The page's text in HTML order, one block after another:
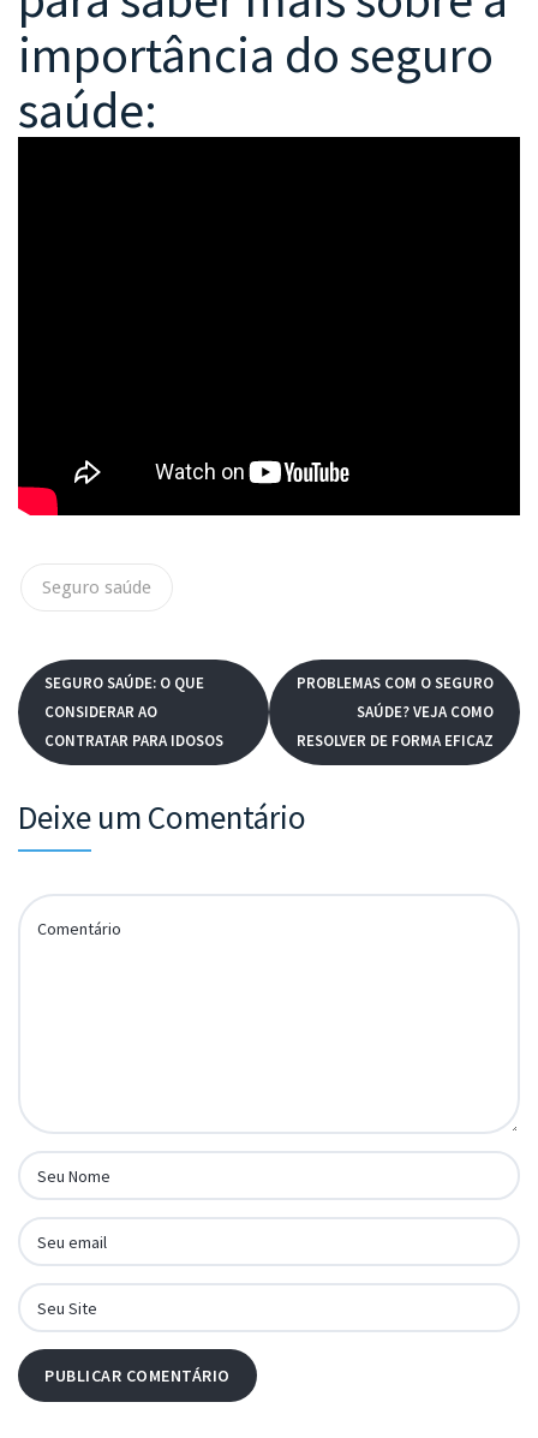
importância do seguro
saúde:
Seguro saúde
SEGURO SAÚDE: O QUE
CONSIDERAR AO
CONTRATAR PARA IDOSOS
PROBLEMAS COM O SEGURO
SAÚDE? VEJA COMO
RESOLVER DE FORMA EFICAZ
Deixe um Comentário